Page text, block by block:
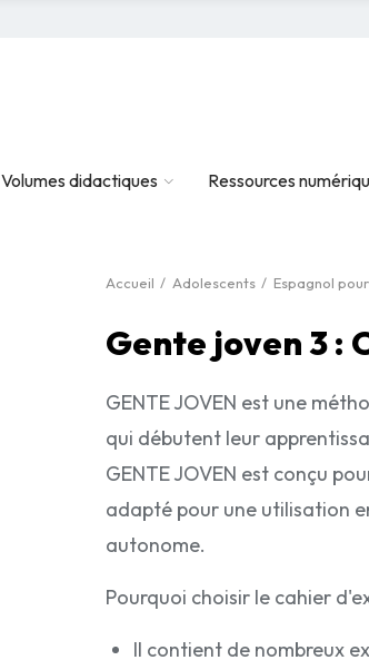
Volumes didactiques Ressources
Accueil Adolescents Espagnol
Gente joven 3 :
GENTE JOVEN est une
qui débutent leur
GENTE JOVEN est conçu
adapté pour une utilisation
autonome.
Pourquoi choisir le cahier
Il contient de nombreux